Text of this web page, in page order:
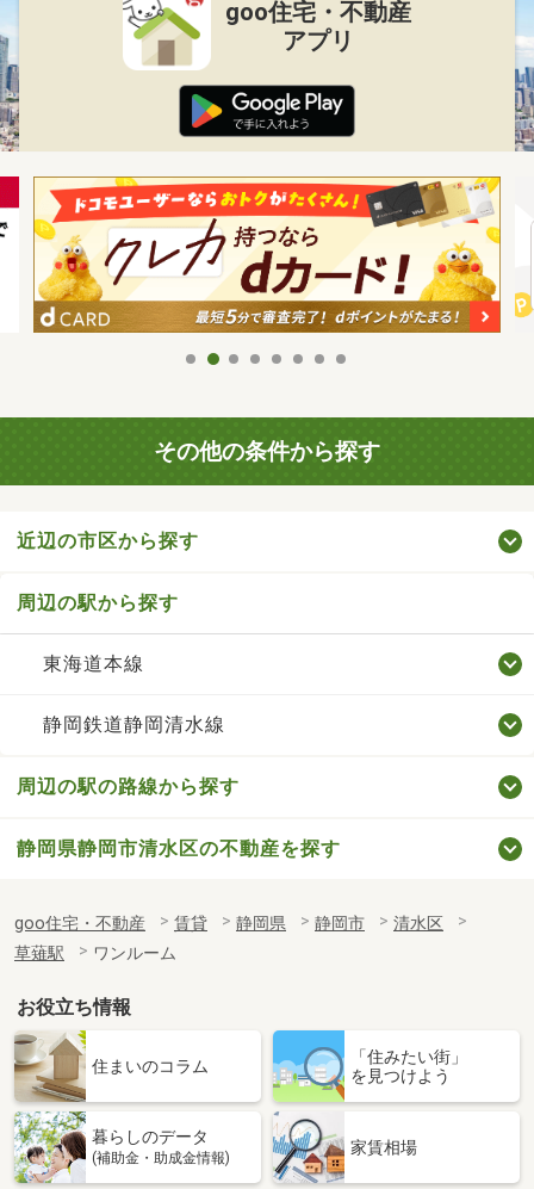
goo住宅・不動産
アプリ
その他の条件から探す
近辺の市区から探す
周辺の駅から探す
東海道本線
静岡鉄道静岡清水線
周辺の駅の路線から探す
静岡県静岡市清水区の不動産を探す
goo住宅・不動産 賃貸 静岡県 静岡市
清水区
草薙駅
ワンルーム
お役立ち情報
住まいのコラム
「住みたい街」
を見つけよう
暮らしのデータ
(補助金・助成金情報)
家賃相場